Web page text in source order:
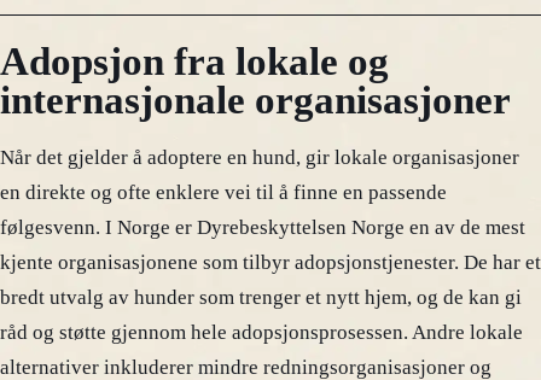
Adopsjon fra lokale og
internasjonale organisasjoner
Når det gjelder å adoptere en hund, gir lokale organisasjoner
en direkte og ofte enklere vei til å finne en passende
følgesvenn. I Norge er Dyrebeskyttelsen Norge en av de mest
kjente organisasjonene som tilbyr adopsjonstjenester. De har et
bredt utvalg av hunder som trenger et nytt hjem, og de kan gi
råd og støtte gjennom hele adopsjonsprosessen. Andre lokale
alternativer inkluderer mindre redningsorganisasjoner og